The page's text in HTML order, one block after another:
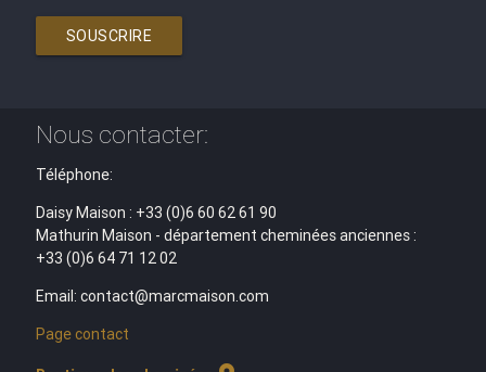
SOUSCRIRE
Nous contacter:
Téléphone:
Daisy Maison : +33 (0)6 60 62 61 90
Mathurin Maison - département cheminées anciennes :
+33 (0)6 64 71 12 02
Email: contact@marcmaison.com
Page contact